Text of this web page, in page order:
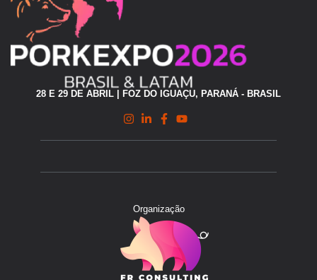
28 E 29 DE ABRIL | FOZ DO IGUAÇU, PARANÁ - BRASIL
Organização